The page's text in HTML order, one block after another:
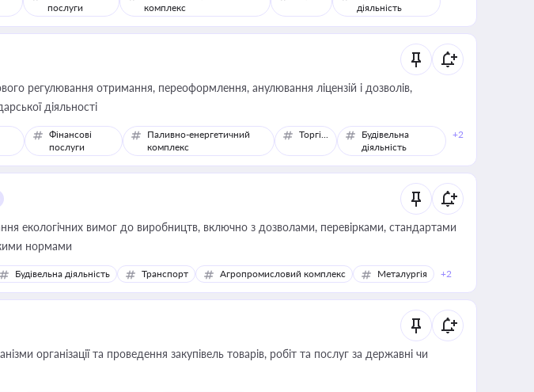
послуги
комплекс
діяльність
регулювання отримання, переоформлення, анулювання ліцензій і дозволів,
діяльності
Фінансові
послуги
Паливно-енергетичний
комплекс
Торгівля
Будівельна
діяльність
+2
екологічних вимог до виробництв, включно з дозволами, перевірками, стандартами
нормами
Будівельна діяльність Транспорт Агропромисловий комплекс Металургія +2
організації та проведення закупівель товарів, робіт та послуг за державні чи